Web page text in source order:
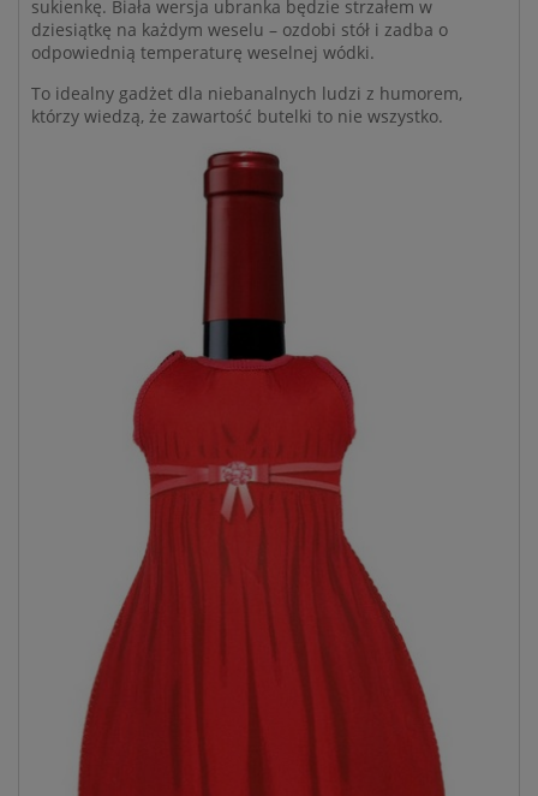
sukienkę. Biała wersja ubranka będzie strzałem w
dziesiątkę na każdym weselu – ozdobi stół i zadba o
odpowiednią temperaturę weselnej wódki.
To idealny gadżet dla niebanalnych ludzi z humorem,
którzy wiedzą, że zawartość butelki to nie wszystko.